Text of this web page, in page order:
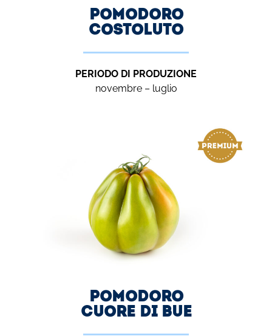
Pomodoro
COSTOLUTO
PERIODO DI PRODUZIONE
novembre – luglio
Pomodoro
CUORE DI BUE